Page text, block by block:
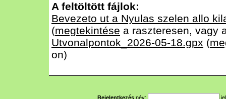
A feltöltött fájlok:
Bevezeto ut a Nyulas szelen allo
(megtekintése a raszteresen, vagy
Utvonalpontok_2026-05-18.gpx (
on)
Bejelentkezés név: